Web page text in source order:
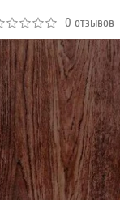
0 отзывов